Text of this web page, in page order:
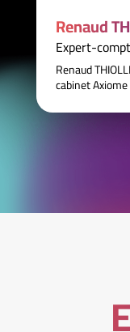
Renaud
Expert-
Renaud
cabinet